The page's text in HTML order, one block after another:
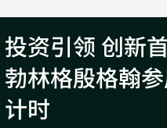
投资引领 创新
勃林格殷格翰
计时